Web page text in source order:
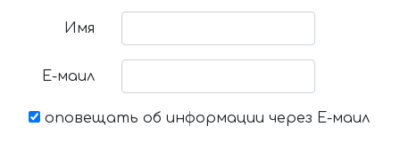
Имя
Е-маил
оповещать об информации через Е-маил